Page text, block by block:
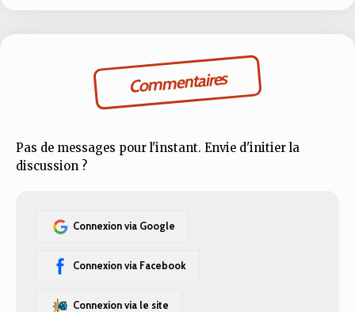
Commentaires
Pas de messages pour l'instant. Envie d'initier la
discussion ?
Connexion via Google
Connexion via Facebook
Connexion via le site